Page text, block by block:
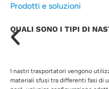
Prodotti e soluzioni
QUALI SONO I TIPI DI
I nastri trasportatori vengono
materiali sfusi tra differenti fasi di